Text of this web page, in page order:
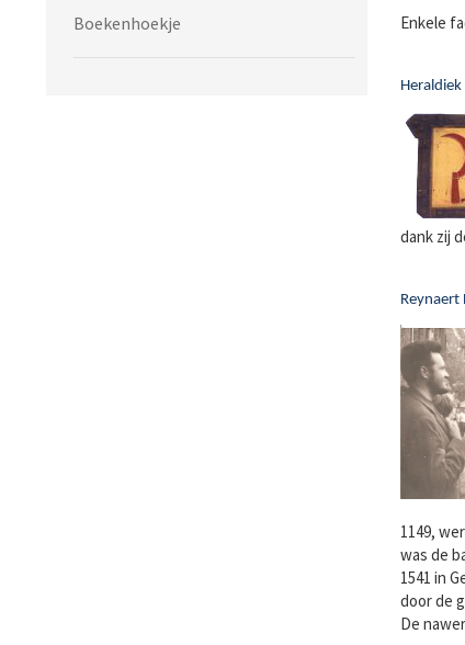
Enkele
Heraldiek
dank zij
Reynaert
1149,
was de
1541 in
door de
De
Boekenhoekje